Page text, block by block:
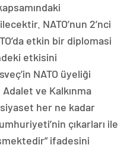
NATO’nun 2’nci
etkin bir diplomasi
etkisini
NATO üyeliği
ve Kalkınma
her ne kadar
çıkarları ile
ifadesini